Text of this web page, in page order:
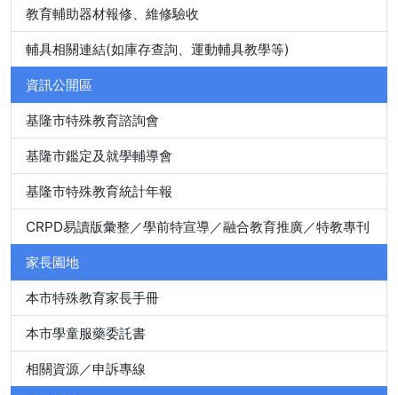
教育輔助器材報修、維修驗收
輔具相關連結(如庫存查詢、運動輔具教學等)
資訊公開區
基隆市特殊教育諮詢會
基隆市鑑定及就學輔導會
基隆市特殊教育統計年報
CRPD易讀版彙整／學前特宣導／融合教育推廣／特教專刊
家長園地
本市特殊教育家長手冊
本市學童服藥委託書
相關資源／申訴專線